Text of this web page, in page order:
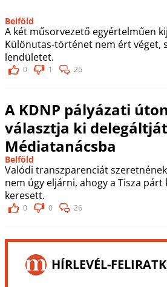
Belföld
A két műsorvezető egyértelműen
Különutas-történet nem ért véget,
lendületet.
0 1 26
A KDNP pályázati úton
választja ki
Médiatanácsba
Belföld
Valódi transzparenciát
nem úgy eljárni, ahogy a Tisza
keresett.
0 0 26
HÍRLEVÉL-